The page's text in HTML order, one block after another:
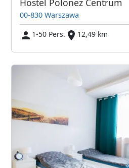
00-830 Warszawa
1-50 Pers.
12,49 km